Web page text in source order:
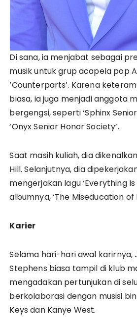
Di sana, ia menjabat sebagai
musik untuk grup acapela pop
‘Counterparts’. Karena
biasa, ia juga menjadi anggota
bergengsi, seperti ‘Sphinx
‘Onyx Senior Honor Society’.
Saat masih kuliah, dia
Hill. Selanjutnya, dia
mengerjakan lagu ‘Everything
albumnya, ‘The Miseducation of
Karier
Selama hari-hari awal karirnya,
Stephens biasa tampil di klub
mengadakan pertunjukan di
berkolaborasi dengan musisi
Keys dan Kanye West.